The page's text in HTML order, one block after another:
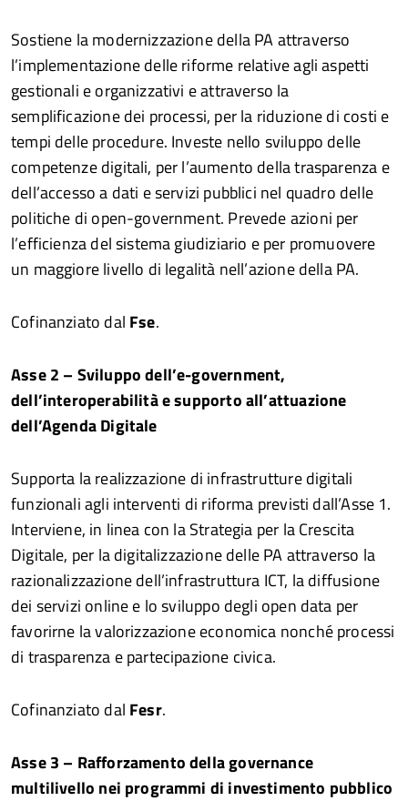
Sostiene la modernizzazione della PA attraverso
l’implementazione delle riforme relative agli aspetti
gestionali e organizzativi e attraverso la
semplificazione dei processi, per la riduzione di costi e
tempi delle procedure. Investe nello sviluppo delle
competenze digitali, per l’aumento della trasparenza e
dell’accesso a dati e servizi pubblici nel quadro delle
politiche di open-government. Prevede azioni per
l’efficienza del sistema giudiziario e per promuovere
un maggiore livello di legalità nell’azione della PA.
Cofinanziato dal Fse.
Asse 2 – Sviluppo dell’e-government,
dell’interoperabilità e supporto all’attuazione
dell’Agenda Digitale
Supporta la realizzazione di infrastrutture digitali
funzionali agli interventi di riforma previsti dall’Asse 1.
Interviene, in linea con la Strategia per la Crescita
Digitale, per la digitalizzazione delle PA attraverso la
razionalizzazione dell’infrastruttura ICT, la diffusione
dei servizi online e lo sviluppo degli open data per
favorirne la valorizzazione economica nonché processi
di trasparenza e partecipazione civica.
Cofinanziato dal Fesr.
Asse 3 – Rafforzamento della governance
multilivello nei programmi di investimento pubblico